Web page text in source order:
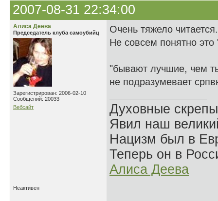
2007-08-31 22:34:00
Алиса Деева
Председатель клуба самоубийц
Зарегистрирован: 2006-02-10
Сообщений: 20033
Вебсайт
Очень тяжело
Не совсем понятно
"бывают лучшие, чем
не подразумевает
Духовные
Явил наш
Нацизм был в
Теперь он в
Алиса Деева
Неактивен